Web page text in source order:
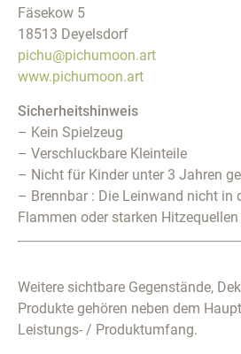
Fäsekow 5
18513 Deyelsdorf
pichu@pichumoon.art
www.pichumoon.art
Sicherheitshinweis
– Kein Spielzeug
– Verschluckbare Kleinteile
– Nicht für Kinder unter 3 Jahren
– Brennbar : Die Leinwand nicht in
Flammen oder starken
Weitere sichtbare Gegenstände,
Produkte gehören neben dem
Leistungs- / Produktumfang.